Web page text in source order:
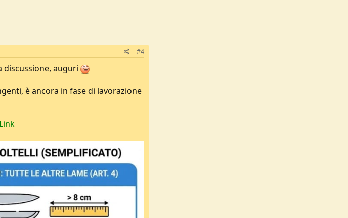
#4
auguri
è ancora in fase di lavorazione
Link